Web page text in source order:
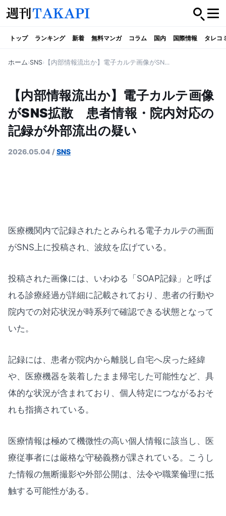
トップ ランキング 新着 無料マンガ コラム 国内 国際情報 タレコ
ホーム SNS 【内部情報流出か】電子カルテ画像がSNS拡散 患者情報・院内対応の記録が外部流出の疑い
【内部情報流出か】電子カルテ画像
がSNS拡散 患者情報・院内対応の
記録が外部流出の疑い
2026.05.04 /SNS
医療機関内で記録されたとみられる電子カルテの画面
がSNS上に投稿され、波紋を広げている。
投稿された画像には、いわゆる「SOAP記録」と呼ば
れる診療経過が詳細に記載されており、患者の行動や
院内での対応状況が時系列で確認できる状態となって
いた。
記録には、患者が院内から離脱し自宅へ戻った経緯
や、医療機器を装着したまま帰宅した可能性など、具
体的な状況が含まれており、個人特定につながるおそ
れも指摘されている。
医療情報は極めて機微性の高い個人情報に該当し、医
療従事者には厳格な守秘義務が課されている。こうし
た情報の無断撮影や外部公開は、法令や職業倫理に抵
触する可能性がある。